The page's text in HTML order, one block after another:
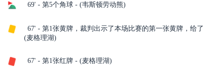
69' - 第5个角球 - (韦斯顿劳动熊)
67' - 第1张黄牌，裁判出示了本场比赛的第一张黄牌，给了
(麦格理湖)
67' - 第1张红牌 - (麦格理湖)